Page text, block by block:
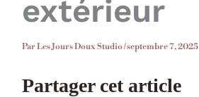
extérieur
ParLes Jours Doux Studio/septembre 7, 2025
Partager cet article